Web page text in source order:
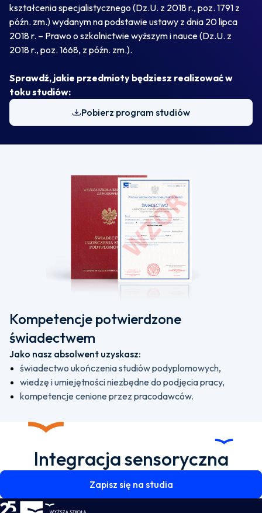
kształcenia specjalistycznego (Dz.U. z 2018 r., poz. 1791 z
późn. zm.) wydanym na podstawie ustawy z dnia 20 lipca
2018 r. – Prawo o szkolnictwie wyższym i nauce (Dz.U. z
2018 r., poz. 1668, z późn. zm.).
Sprawdź, jakie przedmioty będziesz realizować w
toku studiów:
Pobierz program studiów
Kompetencje potwierdzone
świadectwem
Jako nasz absolwent uzyskasz:
świadectwo ukończenia studiów podyplomowych,
wiedzę i umiejętności niezbędne do podjęcia pracy,
kompetencje cenione przez pracodawców.
Integracja sensoryczna
Zapisz się na studia
WSKZ - strona główna